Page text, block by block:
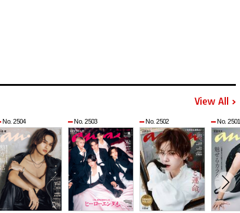
View All
No. 2504 No. 2503 No. 2502 No. 2501